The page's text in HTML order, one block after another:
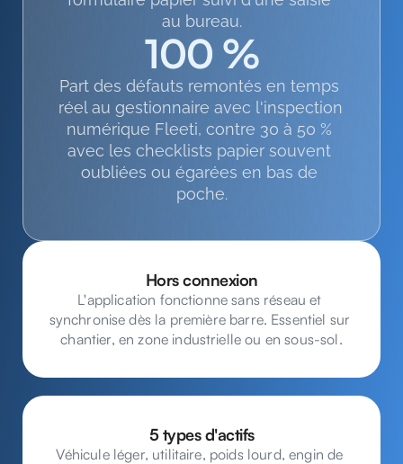
au bureau.
100 %
Part des défauts remontés en temps
réel au gestionnaire avec l'inspection
numérique Fleeti, contre 30 à 50 %
avec les checklists papier souvent
oubliées ou égarées en bas de
poche.
Hors connexion
L'application fonctionne sans réseau et
synchronise dès la première barre. Essentiel sur
chantier, en zone industrielle ou en sous-sol.
5 types d'actifs
Véhicule léger, utilitaire, poids lourd, engin de